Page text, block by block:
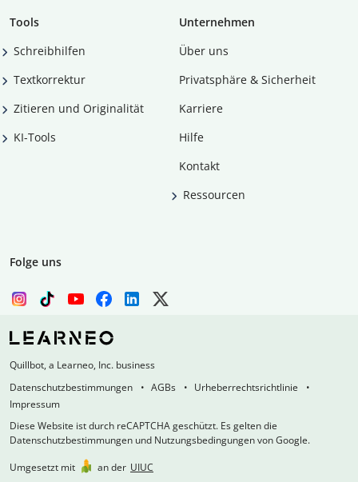
Tools
Schreibhilfen
Textkorrektur
Zitieren und Originalität
KI-Tools
Unternehmen
Über uns
Privatsphäre & Sicherheit
Karriere
Hilfe
Kontakt
Ressourcen
Folge uns
Quillbot, a Learneo, Inc. business
Datenschutzbestimmungen
AGBs
Urheberrechtsrichtlinie
Impressum
Diese Website ist durch reCAPTCHA geschützt. Es gelten die
Datenschutzbestimmungen und Nutzungsbedingungen von Google.
Umgesetzt mit
an der UIUC